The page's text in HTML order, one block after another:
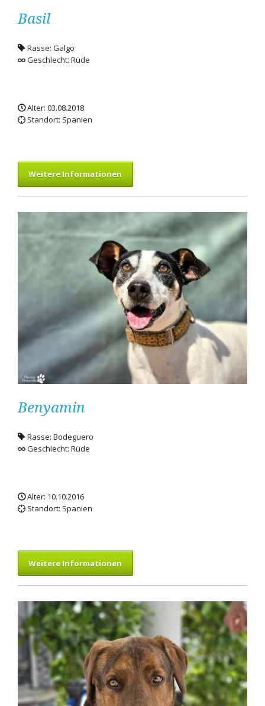
Basil
Rasse: Galgo
Geschlecht: Rüde
Alter: 03.08.2018
Standort: Spanien
Weitere Informationen
Benyamin
Rasse: Bodeguero
Geschlecht: Rüde
Alter: 10.10.2016
Standort: Spanien
Weitere Informationen